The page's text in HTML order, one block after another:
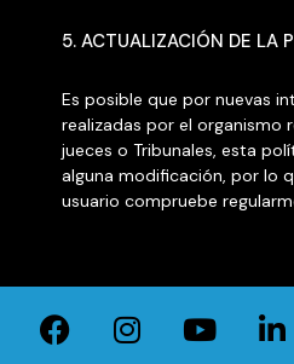
5. ACTUALIZACIÓN DE LA
Es posible que por nuevas
realizadas por el organismo
jueces o Tribunales, esta
alguna modificación, por lo
usuario compruebe